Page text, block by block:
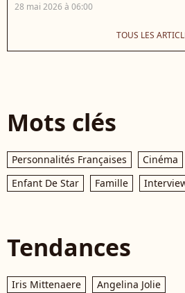
28 mai 2026 à 06:00
TOUS LES
Mots clés
Personnalités Françaises Cinéma
Enfant De Star
Famille
Tendances
Iris Mittenaere
Angelina Jolie